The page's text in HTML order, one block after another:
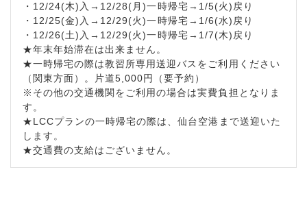
・12/24(木)入→12/28(月)一時帰宅→1/5(火)戻り
・12/25(金)入→12/29(火)一時帰宅→1/6(水)戻り
・12/26(土)入→12/29(火)一時帰宅→1/7(木)戻り
★年末年始滞在は出来ません。
★一時帰宅の際は教習所専用送迎バスをご利用ください
（関東方面）。片道5,000円（要予約）
※その他の交通機関をご利用の場合は実費負担となりま
す。
★LCCプランの一時帰宅の際は、仙台空港まで送迎いた
します。
★交通費の支給はございません。